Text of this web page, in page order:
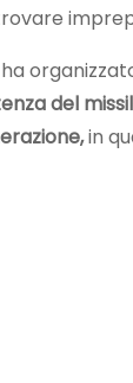
del
in